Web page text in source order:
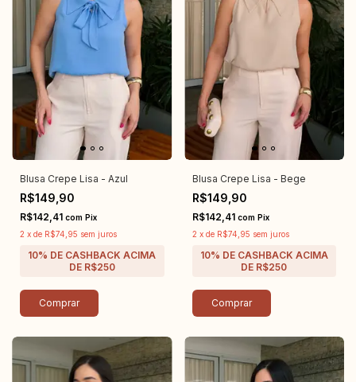
Blusa Crepe Lisa - Azul
R$149,90
R$142,41 com Pix
2 x de R$74,95 sem juros
Comprar
Blusa Crepe Lisa - Bege
R$149,90
R$142,41 com Pix
2 x de R$74,95 sem juros
Comprar